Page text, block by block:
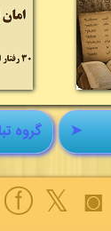
گروه ➤
◙
𝕏
ⓕ